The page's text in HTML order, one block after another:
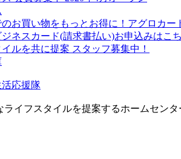
ライフスタイルを提案するホームセンタ